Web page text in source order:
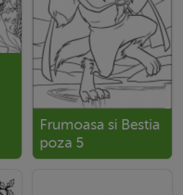
Frumoasa si Bestia
poza 5